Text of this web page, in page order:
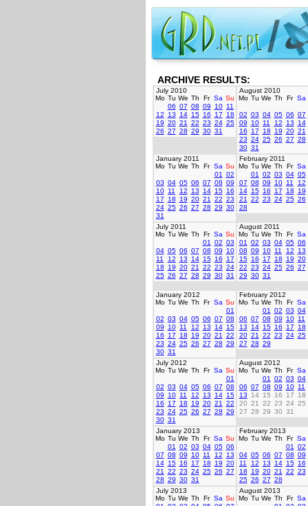
ARCHIVE RESULTS:
July 2010
Mo Tu We Th Fr Sa Su
06 07 08 09 10 11
12
13 14 15 16 17
18
19 20 21 22 23 24 25
26 27 28 29 30 31
August 2010
Mo Tu We Th Fr Sa
02 03 04 05 06 07
09
10 11 12 13 14
16
17 18 19 20 21
23 24 25 26 27 28
30 31
January 2011
Mo Tu We Th Fr Sa Su
01
02
03 04 05 06 07 08 09
10 11 12 13 14 15 16
17
18 19 20 21 22 23
24 25 26 27 28 29 30
31
February 2011
Mo Tu We Th Fr Sa
01
02 03 04 05
07 08 09 10 11 12
14 15 16 17 18 19
21
22 23 24 25 26
28
July 2011
Mo Tu We Th Fr Sa Su
01
02 03
04 05 06 07 08 09
10
11
12 13 14 15 16
17
18
19 20 21 22 23 24
25 26 27 28 29 30 31
August 2011
Mo Tu We Th Fr Sa
01
02 03 04 05 06
08 09 10 11 12 13
15 16 17 18 19 20
22 23 24 25 26 27
29 30 31
January 2012
Mo Tu We Th Fr Sa Su
01
02 03 04 05 06 07 08
09
10 11 12 13 14 15
16
17 18 19 20 21
22
23 24 25 26 27 28 29
30 31
February 2012
Mo Tu We Th Fr Sa
01
02 03 04
06 07 08 09 10 11
13
14 15 16 17 18
20 21 22 23 24 25
27 28 29
July 2012
Mo Tu We Th Fr Sa Su
01
02 03 04 05 06 07 08
09
10 11 12 13 14 15
16
17 18 19 20 21
22
23 24 25 26 27 28 29
30 31
August 2012
Mo Tu We Th Fr Sa
01
02 03 04
06 07 08 09 10 11
13
14 15 16 17 18
20 21 22 23 24 25
27 28 29 30 31
January 2013
Mo Tu We Th Fr Sa Su
01
02 03 04 05 06
07 08 09 10 11 12
13
14 15 16 17 18 19 20
21
22 23 24 25 26 27
28 29 30 31
February 2013
Mo Tu We Th Fr Sa
01
02
04 05 06 07 08 09
11
12 13 14 15 16
18
19 20 21 22 23
25 26 27 28
July 2013
Mo Tu We Th Fr Sa Su
August 2013
Mo Tu We Th Fr Sa